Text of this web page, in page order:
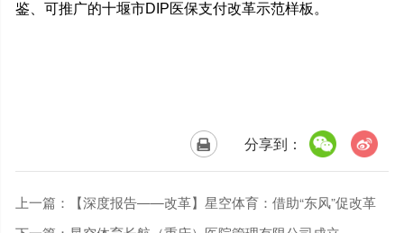
鉴、可推广的十堰市DIP医保支付改革示范样板。
分享到：
上一篇：
【深度报告——改革】星空体育：借助“东风”促改革